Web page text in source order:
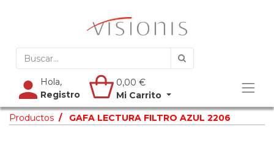
Hola,
Registro
0,00 €
Mi Carrito
Productos GAFA LECTURA FILTRO AZUL 2206